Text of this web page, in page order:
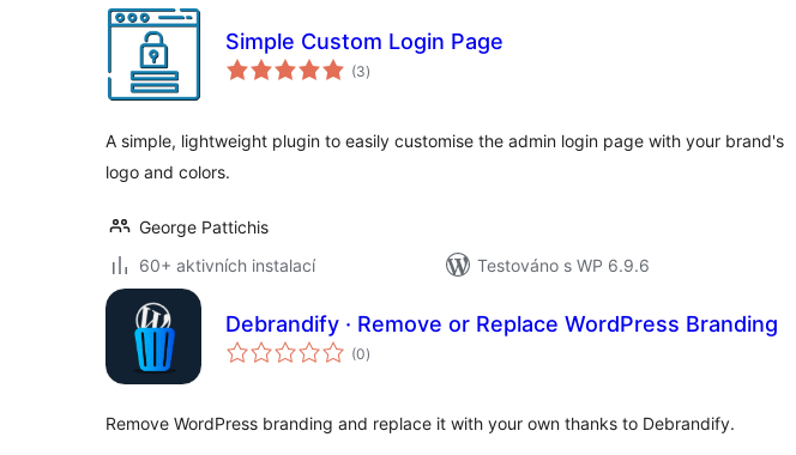
Simple Custom Login Page
(3celkové
hodnocení
)
A simple, lightweight plugin to easily customise the admin login page with your brand's
logo and colors.
George Pattichis
60+ aktivních instalací
Testováno s WP 6.9.6
Debrandify · Remove or Replace WordPress Branding
(0celkové
hodnocení
)
Remove WordPress branding and replace it with your own thanks to Debrandify.